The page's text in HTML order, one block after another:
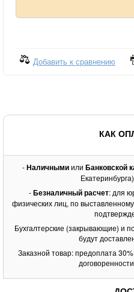
Добавить к сравнению
КАК
-Наличнымиили Банковской
-Безналичный расчет: для
физических лиц, по
Бухгалтерские (закрывающие) и
будут
Заказной товар: предоплата